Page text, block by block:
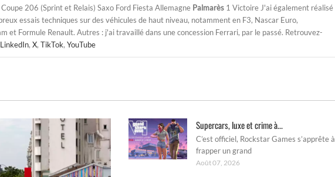
Coupe 206 (Sprint et Relais) Saxo Ford Fiesta Allemagne Palmarès 1 Victoire J'ai également réalisé
essais techniques sur des véhicules de haut niveau, notamment en F3, Nascar Euro,
et Formule Renault. Autres : j'ai travaillé dans une concession Ferrari, par le passé. Retrouvez-
LinkedIn, X, TikTok, YouTube
Supercars, luxe et crime à...
C’est officiel, Rockstar Games s’apprête à
frapper un grand
Août 07, 2026